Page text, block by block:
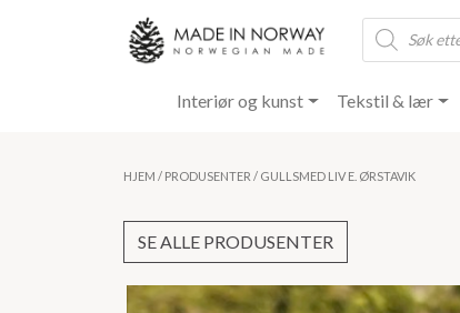
Products
search
Interiør og kunst Tekstil & lær
HJEM / PRODUSENTER / GULLSMED LIV E. ØRSTAVIK
SE ALLE PRODUSENTER